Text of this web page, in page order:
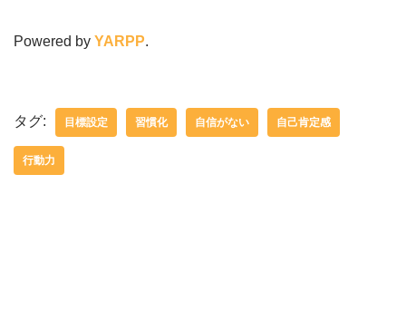
Powered by YARPP.
タグ: 目標設定 習慣化 自信がない 自己肯定感
行動力